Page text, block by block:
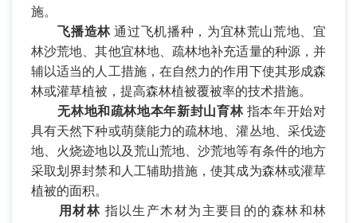
施。
飞播造林通过飞机播种，为宜林荒山荒地、宜
林沙荒地、其他宜林地、疏林地补充适量的种源，并
辅以适当的人工措施，在自然力的作用下使其形成森
林或灌草植被，提高森林植被覆被率的技术措施。
无林地和疏林地本年新封山育林指本年开始对
具有天然下种或萌蘖能力的疏林地、灌丛地、采伐迹
地、火烧迹地以及荒山荒地、沙荒地等有条件的地方
采取划界封禁和人工辅助措施，使其成为森林或灌草
植被的面积。
用材林 指以生产木材为主要目的的森林和林